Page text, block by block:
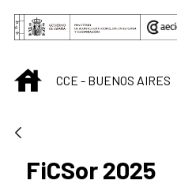
Saltar al contenido principal
INICIOCCE - BUENOS AIRES
FiCSor 2025